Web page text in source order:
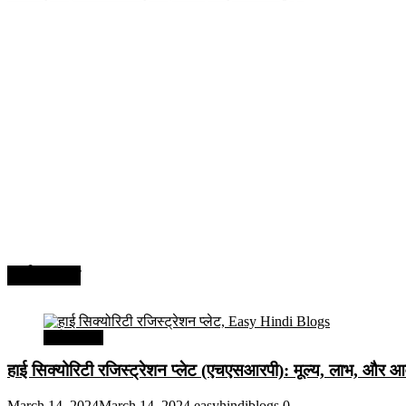
हाई सिक्योरिटी रजिस्ट्रेशन प्लेट (एचएसआरपी): मूल्य, लाभ,